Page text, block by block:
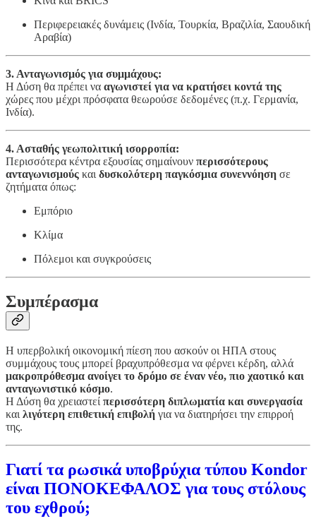
Περιφερειακές δυνάμεις (Ινδία, Τουρκία, Βραζιλία, Σαουδική
Αραβία)
3. Ανταγωνισμός για συμμάχους:
Η Δύση θα πρέπει να αγωνιστεί για να κρατήσει κοντά της
χώρες που μέχρι πρόσφατα θεωρούσε δεδομένες (π.χ. Γερμανία,
Ινδία).
4. Ασταθής γεωπολιτική ισορροπία:
Περισσότερα κέντρα εξουσίας σημαίνουν περισσότερους
ανταγωνισμούς και δυσκολότερη παγκόσμια συνεννόηση σε
ζητήματα όπως:
Εμπόριο
Κλίμα
Πόλεμοι και συγκρούσεις
Συμπέρασμα
Η υπερβολική οικονομική πίεση που ασκούν οι ΗΠΑ στους
συμμάχους τους μπορεί βραχυπρόθεσμα να φέρνει κέρδη, αλλά
μακροπρόθεσμα ανοίγει το δρόμο σε έναν νέο, πιο χαοτικό και
ανταγωνιστικό κόσμο.
Η Δύση θα χρειαστεί περισσότερη διπλωματία και συνεργασία
και λιγότερη επιθετική επιβολή για να διατηρήσει την επιρροή
της.
Γιατί τα ρωσικά υποβρύχια τύπου Kondor
είναι ΠΟΝΟΚΕΦΑΛΟΣ για τους στόλους
του εχθρού;